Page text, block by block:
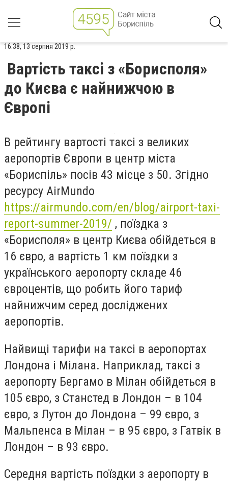
16:38, 13 серпня 2019 р.
Вартість таксі з «Борисполя»
до Києва є найнижчою в
Європі
В рейтингу вартості таксі з великих
аеропортів Європи в центр міста
«Бориспіль» посів 43 місце з 50. Згідно
ресурсу AirMundo
https://airmundo.com/en/blog/airport-taxi-
report-summer-2019/ , поїздка з
«Борисполя» в центр Києва обійдеться в
16 євро, а вартість 1 км поїздки з
українського аеропорту складе 46
євроцентів, що робить його тариф
найнижчим серед досліджених
аеропортів.
Найвищі тарифи на таксі в аеропортах
Лондона і Мілана. Наприклад, таксі з
аеропорту Бергамо в Мілан обійдеться в
105 євро, з Станстед в Лондон – в 104
євро, з Лутон до Лондона – 99 євро, з
Мальпенса в Мілан – в 95 євро, з Гатвік в
Лондон – в 93 євро.
Середня вартість поїздки з аеропорту в